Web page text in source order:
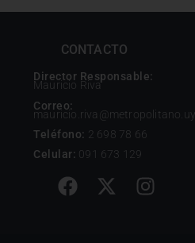
CONTACTO
Director Responsable:
Mauricio Riva
Correo:
mauricio.riva@metropolitano.uy
Teléfono: 2 698 78 66
Celular: 091 673 129